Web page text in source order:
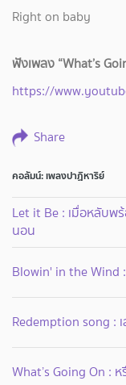
Right on baby
ฟังเพลง “What’s
https://
Share
คอลัมน์: เพลงปาฏิหาริย์
Let it Be : เมื่อหลับพร้
นอน
Blowin' in the Wind
Redemption song :
What’s Going On :